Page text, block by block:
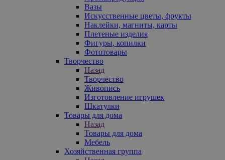
Вазы
Искусственные цветы, фрукты
Наклейки, магниты, карты
Плетеные изделия
Фигуры, копилки
Фототовары
Творчество
Назад
Творчество
Живопись
Изготовление игрушек
Шкатулки
Товары для дома
Назад
Товары для дома
Мебель
Хозяйственная группа